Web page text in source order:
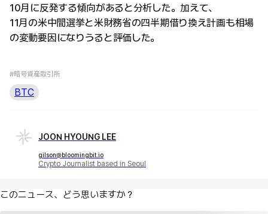
10月に反発する傾向があると分析した。加えて、
11月の米中間選挙と米財務省の四半期借り換え計画も相場
の変動要因になりうると評価した。
#暗号資産取引所
BTC
JOON HYOUNG LEE
gilson@bloomingbit.io
Crypto Journalist based in Seoul
このニュース、どう思いますか？